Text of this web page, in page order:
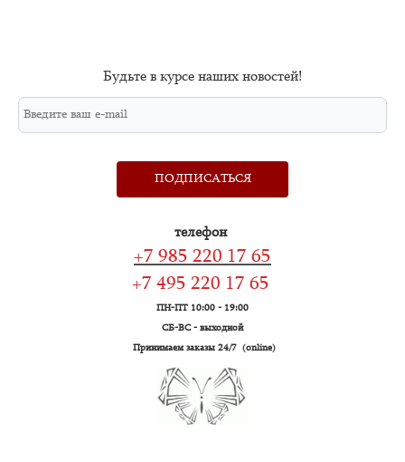
Будьте в курсе наших новостей!
ПОДПИСАТЬСЯ
телефон
+7 985 220 17 65
+7 495 220 17 65
ПН-ПТ 10:00 - 19:00
СБ-ВС - выходной
Принимаем заказы 24/7 (online)